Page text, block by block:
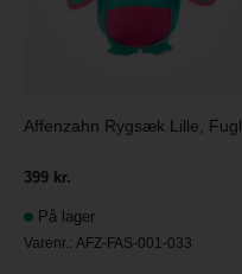
Affenzahn Rygsæk Lille, Fugl
399 kr.
På lager
Varenr.: AFZ-FAS-001-033